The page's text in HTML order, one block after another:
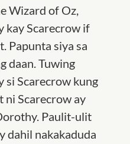
Wizard of Oz,
kay Scarecrow if
Papunta siya sa
daan. Tuwing
Scarecrow kung
ni Scarecrow ay
Paulit-ulit
dahil nakakaduda